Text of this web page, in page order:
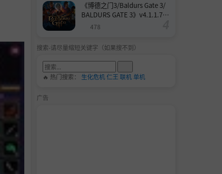
《博德之门3/Baldurs Gate 3/
BALDURS GATE 3》v4.1.1.739
8727-Build 24532579官中免安
478
搜索-请尽量缩短关键字（如果搜不到）
🔥 热门搜索： 生化危机仁王 联机单机
广告